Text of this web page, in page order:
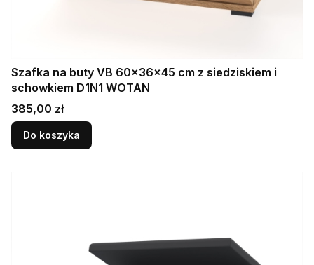
Szafka na buty VB 60×36×45 cm z siedziskiem i
schowkiem D1N1 WOTAN
Cena
385,00 zł
Do koszyka